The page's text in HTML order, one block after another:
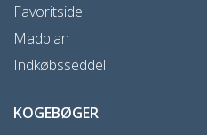
Favoritside
Madplan
Indkøbsseddel
KOGEBØGER